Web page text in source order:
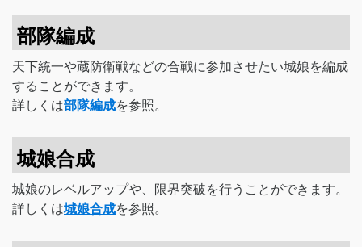
部隊編成
天下統一や蔵防衛戦などの合戦に参加させたい城娘を編成
することができます。
詳しくは部隊編成を参照。
城娘合成
城娘のレベルアップや、限界突破を行うことができます。
詳しくは城娘合成を参照。